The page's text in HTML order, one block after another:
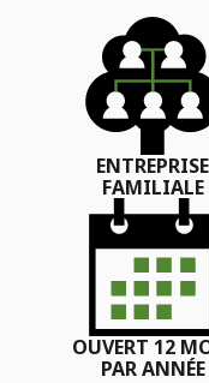
ENTREPRISE
FAMILIALE
OUVERT 12
PAR ANNÉE